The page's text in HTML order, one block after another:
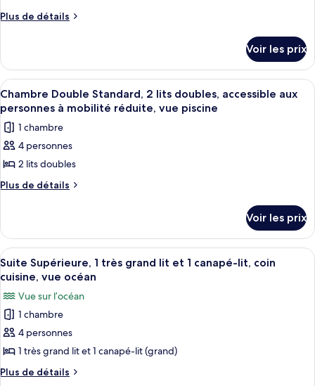
de
Double
Standard,
2
lits
doubles,
accessible
aux
à
vue
océan
Plus de détails
Plus
le
type
de
chambre
Chambre
Double
Standard,
lits
doubles,
accessible
à
mobilité
réduite,
vue
océan
Voir les prix
Afficher
toutes
les
photos
pour
ce
type
Chambre
Double
Standard,
2
lits
doubles,
accessible
aux
personnes
à
Une chambre d’hôtel avec deux lits,
9
Chambre Double Standard, 2 lits doubles, accessible aux
personnes à mobilité réduite, vue piscine
1 chambre
4 personnes
2 lits doubles
Plus de détails
Plus
le
type
de
chambre
Chambre
Double
Standard,
2
lits
doubles,
aux
Voir les prix
Afficher
toutes
photos
pour
ce
type
de
Une cuisine compacte avec des
1
Suite Supérieure, 1 très grand lit et 1 canapé-lit, coin
cuisine, vue océan
Vue sur l’océan
1 chambre
4 personnes
1 très grand lit et 1 canapé-lit (grand)
Plus de détails
Plus